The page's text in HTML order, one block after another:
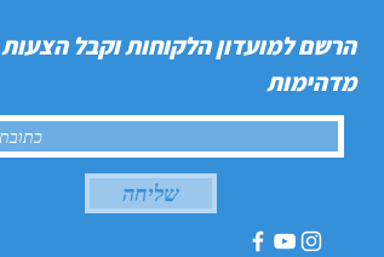
הרשם למועדון הלקוחות וקבל הצעות
מדהימות
שליחה